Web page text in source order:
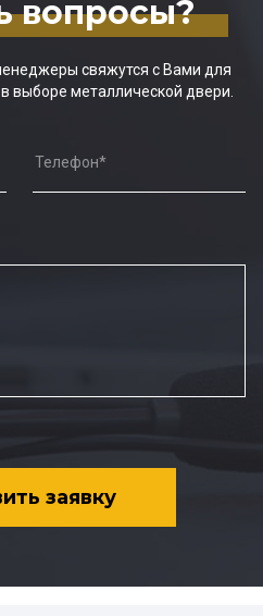
вопросы?
свяжутся с Вами для
выборе металлической двери.
заявку